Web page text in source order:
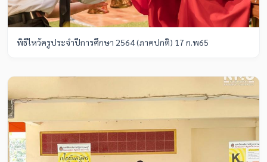
พิธีไหว้ครูประจำปีการศึกษา 2564 (ภาคปกติ) 17 ก.พ65